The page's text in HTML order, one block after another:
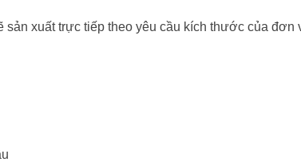
xuất trực tiếp theo yêu cầu kích thước của đơn